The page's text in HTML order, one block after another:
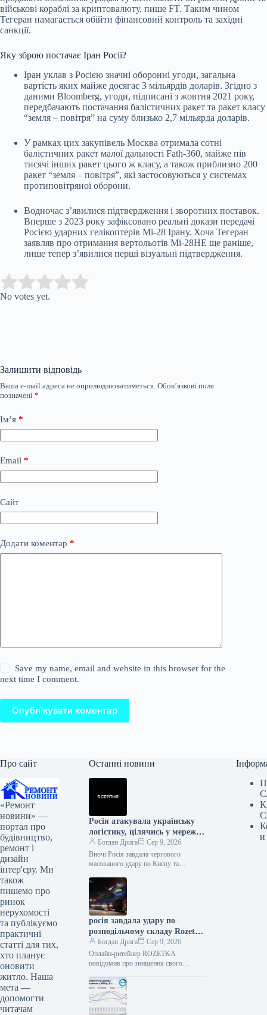
військові кораблі за криптовалюту, пише FT. Таким чином
Тегеран намагається обійти фінансовий контроль та західні
санкції.
Яку зброю постачає Іран Росії?
Іран уклав з Росією значні оборонні угоди, загальна
вартість яких майже досягає 3 мільярдів доларів. Згідно з
даними Bloomberg, угоди, підписані з жовтня 2021 року,
передбачають постачання балістичних ракет та ракет класу
“земля – повітря” на суму близько 2,7 мільярда доларів.
У рамках цих закупівель Москва отримала сотні
балістичних ракет малої дальності Fath-360, майже пів
тисячі інших ракет цього ж класу, а також приблизно 200
ракет “земля – повітря”, які застосовуються у системах
протиповітряної оборони.
Водночас з’явилися підтвердження і зворотних поставок.
Вперше з 2023 року зафіксовано реальні докази передачі
Росією ударних гелікоптерів Мі-28 Ірану. Хоча Тегеран
заявляв про отримання вертольотів Мі-28НЕ ще раніше,
лише тепер з’явилися перші візуальні підтвердження.
Rate this item:
No votes yet.
Залишити відповідь
Ваша e-mail адреса не оприлюднюватиметься. Обов’язкові поля
позначені *
Ім’я *
Email *
Сайт
Додати коментар *
Save my name, email and website in this browser for the
next time I comment.
Опублікувати коментар
Про сайт
«Ремонт
новини» —
портал про
будівництво,
ремонт і
дизайн
інтер'єру. Ми
також
пишемо про
ринок
нерухомості
та публікуємо
практичні
статті для тих,
хто планує
оновити
житло. Наша
мета —
допомогти
читачам
Останні новини
Росія атакувала українську
логістику, цілячись у мережі
супермаркетів
Богдан Дрига
Сер 9, 2026
Вночі Росія завдала чергового
масованого удару по Києву та
супермаркетів повідомили про
руйнування та втрати. Сільпо…
росія завдала удару по
розподільчому складу Rozetka
в Броварах
Богдан Дрига
Сер 9, 2026
Онлайн-ритейлер ROZETKA
повідомив про знищення свого
складського комплексу в Броварах
внаслідок російської атаки. Після
влучання трьох балістичних ракет…
и